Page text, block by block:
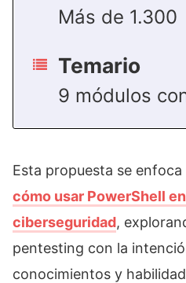
Más de 1.300
Temario
9 módulos
Esta propuesta se enfoca
cómo usar PowerShell
ciberseguridad,
pentesting con la
conocimientos y